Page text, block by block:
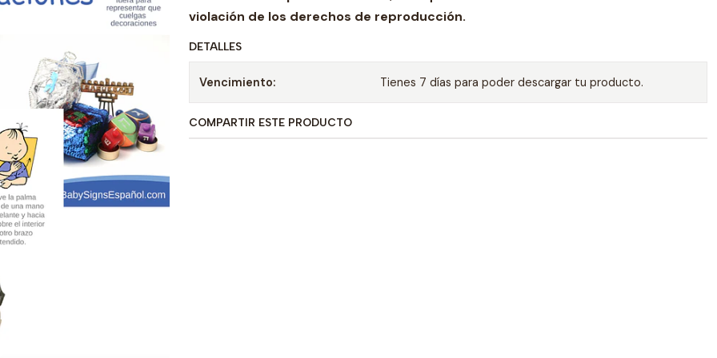
violación de los derechos de reproducción.
DETALLES
Vencimiento: Tienes 7 días para poder descargar tu producto.
COMPARTIR ESTE PRODUCTO